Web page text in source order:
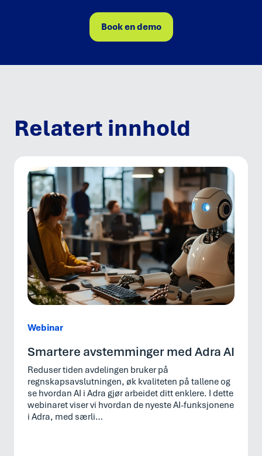
Book en demo
Relatert innhold
Webinar
Smartere avstemminger med Adra AI
Reduser tiden avdelingen bruker på
regnskapsavslutningen, øk kvaliteten på tallene og
se hvordan AI i Adra gjør arbeidet ditt enklere. I dette
webinaret viser vi hvordan de nyeste AI-funksjonene
i Adra, med særli…